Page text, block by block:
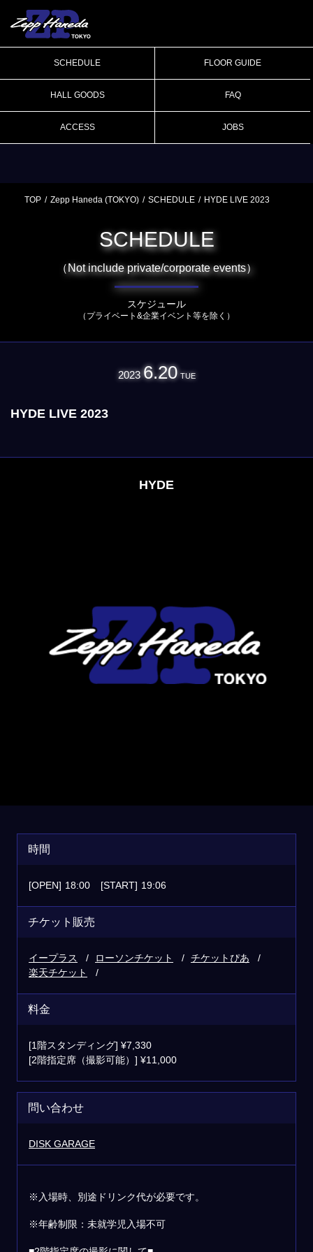
SCHEDULE FLOOR GUIDE
HALL GOODS FAQ
ACCESS JOBS
TOP Zepp Haneda (TOKYO) SCHEDULE HYDE LIVE 2023
SCHEDULE
（Not include private/corporate events）
スケジュール
（プライベート&企業イベント等を除く）
2023 6.20 TUE
HYDE LIVE 2023
HYDE
時間
[OPEN] 18:00 [START] 19:06
チケット販売
イープラス ローソンチケット
チケットぴあ
楽天チケット
料金
[1階スタンディング] ¥7,330
[2階指定席（撮影可能）] ¥11,000
問い合わせ
DISK GARAGE
※入場時、別途ドリンク代が必要です。
※年齢制限：未就学児入場不可